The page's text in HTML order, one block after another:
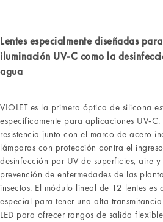
Lentes especialmente diseñadas
iluminación UV-C como la
agua
VIOLET es la primera óptica de silicona
específicamente para aplicaciones UV-
resistencia junto con el marco de acero
lámparas con protección contra el
desinfección por UV de superficies, aire
prevención de enfermedades de las
insectos. El módulo lineal de 12 lentes
especial para tener una alta
LED para ofrecer rangos de salida